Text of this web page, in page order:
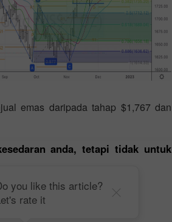
emas daripada tahap $1,767 dan
anda, tetapi tidak untuk
you like this article?
rate it